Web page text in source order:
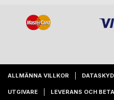
ALLMÄNNA VILLKOR
UTGIVARE LEVERANS OCH